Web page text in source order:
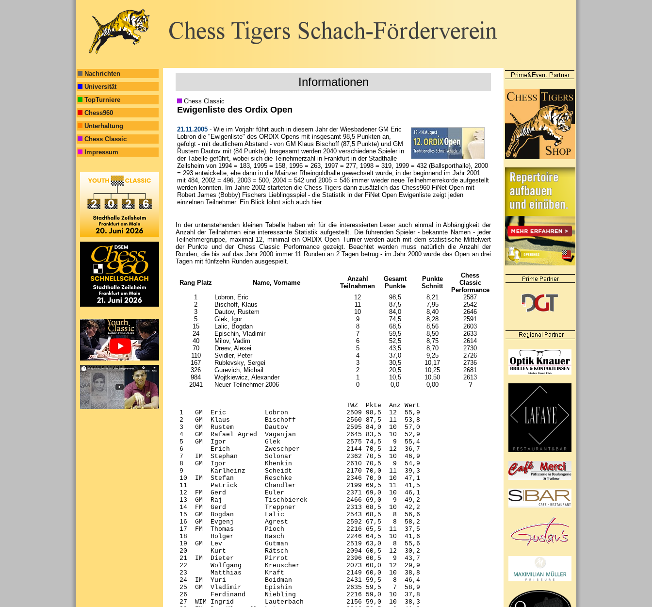
Nachrichten
Universität
TopTurniere
Chess960
Unterhaltung
Chess Classic
Impressum
Informationen
Chess Classic
Ewigenliste des Ordix Open
21.11.2005 - Wie im Vorjahr führt auch in diesem Jahr der Wiesbadener GM Eric
Lobron die "Ewigenliste" des ORDIX Opens mit insgesamt 98,5 Punkten an,
gefolgt - mit deutlichem Abstand - von GM Klaus Bischoff (87,5 Punkte) und GM
Rustem Dautov mit (84 Punkte). Insgesamt werden 2040 verschiedene Spieler in
der Tabelle geführt, wobei sich die Teinehmerzahl in Frankfurt in der Stadthalle
Zeilsheim von 1994 = 183, 1995 = 158, 1996 = 263, 1997 = 277, 1998 = 319, 1999 = 432 (Ballsporthalle), 2000
= 293 entwickelte, ehe dann in die Mainzer Rheingoldhalle gewechselt wurde, in der beginnend im Jahr 2001
mit 484, 2002 = 496, 2003 = 500, 2004 = 542 und 2005 = 546 immer wieder neue Teilnehmerrekorde aufgestellt
werden konnten. Im Jahre 2002 starteten die Chess Tigers dann zusätzlich das Chess960 FiNet Open mit
Robert James (Bobby) Fischers Lieblingsspiel - die Statistik in der FiNet Open Ewigenliste zeigt jeden
einzelnen Teilnehmer. Ein Blick lohnt sich auch hier.
In der untenstehenden kleinen Tabelle haben wir für die interessierten Leser auch einmal in Abhängigkeit der
Anzahl der Teilnahmen eine interessante Statistik aufgestellt. Die führenden Spieler - bekannte Namen - jeder
Teilnehmergruppe, maximal 12, minimal ein ORDIX Open Turnier werden auch mit dem statistische Mittelwert
der Punkte und der Chess Classic Performance gezeigt. Beachtet werden muss natürlich die Anzahl der
Runden, die bis auf das Jahr 2000 immer 11 Runden an 2 Tagen betrug - im Jahr 2000 wurde das Open an drei
Tagen mit fünfzehn Runden ausgespielt.
Rang Platz Name, Vorname
Anzahl
Teilnahmen
Gesamt
Punkte
Punkte
Schnitt
Chess
Classic
Performance
1
Lobron, Eric 12 98,5 8,21
2587
2
Bischoff, Klaus 11 87,5 7,95
2542
3
Dautov, Rustem 10 84,0 8,40
2646
5
Glek, Igor 9 74,5 8,28
2591
15
Lalic, Bogdan 8 68,5 8,56
2603
24
Epischin, Vladimir 7 59,5 8,50
2633
40
Milov, Vadim 6 52,5 8,75
2614
70
Dreev, Alexei 5 43,5 8,70
2730
110
Svidler, Peter 4 37,0 9,25
2726
167
Rublevsky, Sergei 3 30,5 10,17
2736
326
Gurevich, Michail 2 20,5 10,25
2681
984
Wojtkiewicz, Alexander 1 10,5 10,50
2613
2041
Neuer Teilnehmer 2006 0 0,0 0,00
?